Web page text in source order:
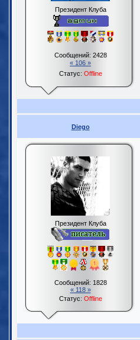
Президент Клуба
Сообщений: 2428
« 106 »
Статус: Offline
Diego
Президент Клуба
Сообщений: 1828
« 118 »
Статус: Offline